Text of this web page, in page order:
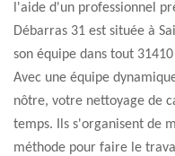
l'aide d'un professionnel
Débarras 31 est située à
son équipe dans tout
Avec une équipe
nôtre, votre nettoyage de
temps. Ils s'organisent de
méthode pour faire le